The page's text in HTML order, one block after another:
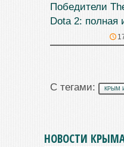
Победители
Dota 2: полная
С тегами: КРЫМ
НОВОСТИ